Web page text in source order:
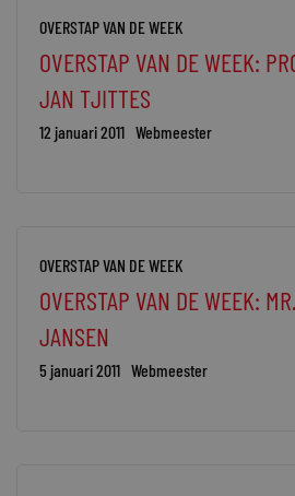
OVERSTAP VAN DE WEEK
OVERSTAP VAN DE WEEK:
JAN TJITTES
12 januari 2011 Webmeester
OVERSTAP VAN DE WEEK
OVERSTAP VAN DE WEEK:
JANSEN
5 januari 2011 Webmeester